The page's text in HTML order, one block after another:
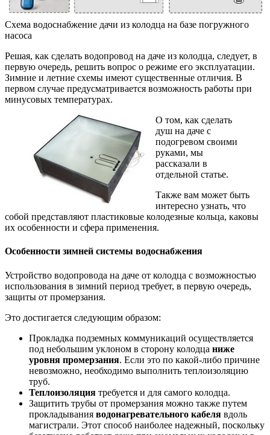
Схема водоснабжение дачи из колодца на базе погружного
насоса
Решая, как сделать водопровод на даче из колодца, следует, в
первую очередь, решить вопрос о режиме его эксплуатации.
Зимние и летние схемы имеют существенные отличия. В
первом случае предусматривается возможность работы при
минусовых температурах.
О том, как сделать
душ на даче с
подогревом своими
руками, мы
рассказали в
отдельной статье.
Также вам может быть
интересно узнать, что
собой представляют пластиковые колодезные кольца, каковы
их особенности и сфера применения.
Особенности зимней системы водоснабжения
Устройство водопровода на даче от колодца с возможностью
использования в зимний период требует, в первую очередь,
защиты от промерзания.
Это достигается следующим образом:
Прокладка подземных коммуникаций осуществляется
под небольшим уклоном в сторону колодца ниже
уровня промерзания. Если это по какой-либо причине
невозможно, необходимо выполнить теплоизоляцию
труб.
Теплоизоляция требуется и для самого колодца.
Защитить трубы от промерзания можно также путем
прокладывания водонагревательного кабеля вдоль
магистрали. Этот способ наиболее надежный, поскольку